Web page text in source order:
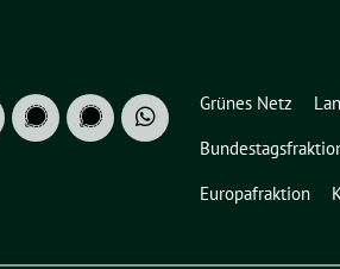
Grünes Netz
Europafraktion